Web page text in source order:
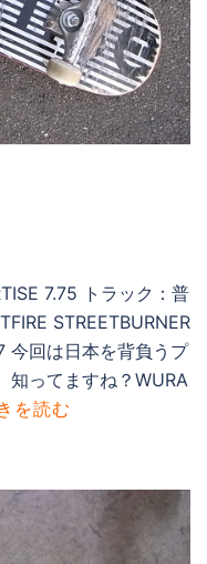
7.75 トラック：普
STREETBURNER
今回は日本を背負うプ
知ってますね？WURA
を読む